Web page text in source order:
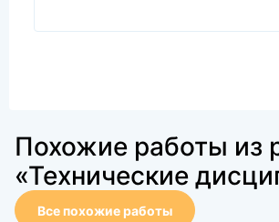
Похожие работы из
«Технические
Все похожие работы